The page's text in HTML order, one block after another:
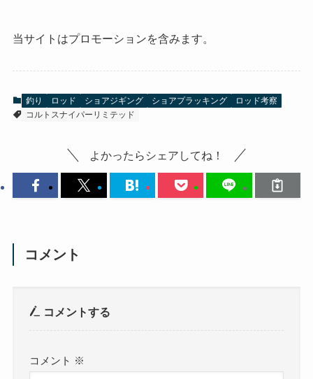
当サイトはプロモーションを含みます。
釣り ロッド ショアジギング ショアプラッキング
ロッド考察
コルトスナイパーリミテッド
よかったらシェアしてね！
コメント
コメントする
コメント ※